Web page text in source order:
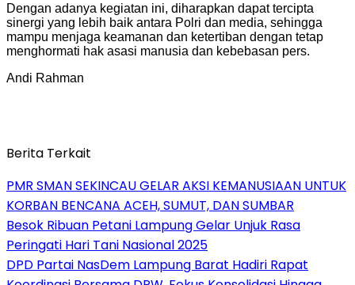
Dengan adanya kegiatan ini, diharapkan dapat tercipta
sinergi yang lebih baik antara Polri dan media, sehingga
mampu menjaga keamanan dan ketertiban dengan tetap
menghormati hak asasi manusia dan kebebasan pers.
Andi Rahman
Berita Terkait
PMR SMAN SEKINCAU GELAR AKSI KEMANUSIAAN UNTUK
KORBAN BENCANA ACEH, SUMUT, DAN SUMBAR
Besok Ribuan Petani Lampung Gelar Unjuk Rasa
Peringati Hari Tani Nasional 2025
DPD Partai NasDem Lampung Barat Hadiri Rapat